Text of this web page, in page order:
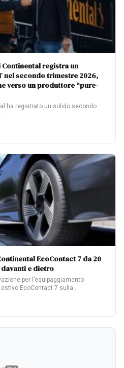
registra un
nel secondo trimestre 2026,
verso un produttore “pure-
ha registrato un solido secondo
EcoContact 7 da 20
e dietro
per l’equipaggiamento
EcoContact 7 sulla…